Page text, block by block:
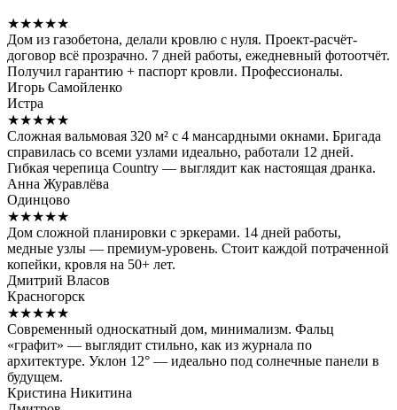
★★★★★
Дом из газобетона, делали кровлю с нуля. Проект-расчёт-
договор всё прозрачно. 7 дней работы, ежедневный фотоотчёт.
Получил гарантию + паспорт кровли. Профессионалы.
Игорь Самойленко
Истра
★★★★★
Сложная вальмовая 320 м² с 4 мансардными окнами. Бригада
справилась со всеми узлами идеально, работали 12 дней.
Гибкая черепица Country — выглядит как настоящая дранка.
Анна Журавлёва
Одинцово
★★★★★
Дом сложной планировки с эркерами. 14 дней работы,
медные узлы — премиум-уровень. Стоит каждой потраченной
копейки, кровля на 50+ лет.
Дмитрий Власов
Красногорск
★★★★★
Современный односкатный дом, минимализм. Фальц
«графит» — выглядит стильно, как из журнала по
архитектуре. Уклон 12° — идеально под солнечные панели в
будущем.
Кристина Никитина